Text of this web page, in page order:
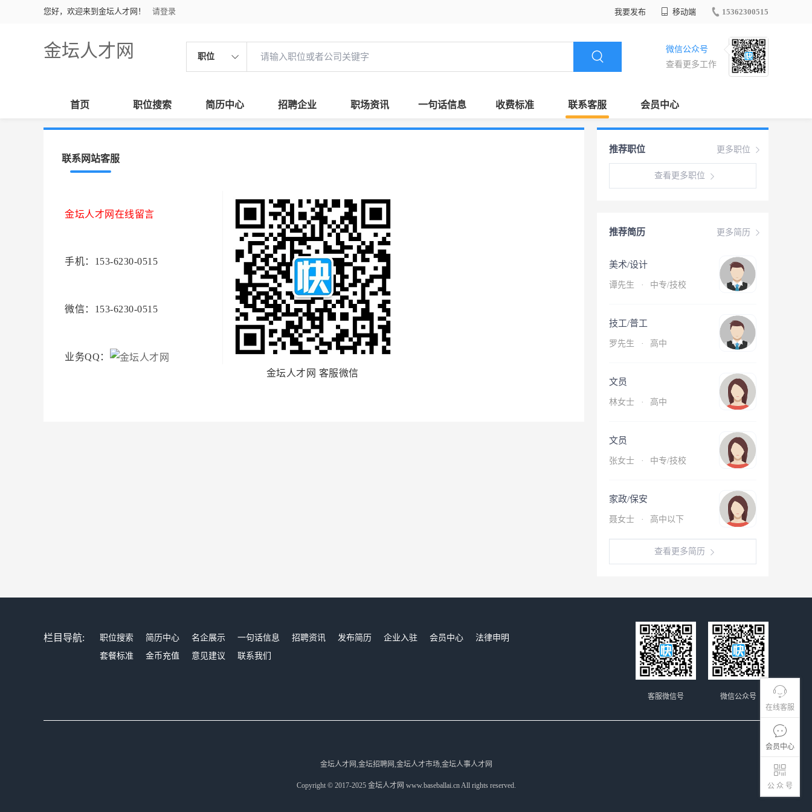
您好，欢迎来到金坛人才网！ 请登录 我要发布 移动端 15362300515
金坛人才网 职位
微信公众号
查看更多工作
首页 职位搜索 简历中心 招聘企业 职场资讯 一句话信息 收费标准 联系客服 会员中心
在线客服
会员中心
公 众 号
联系网站客服
金坛人才网在线留言
金坛人才网 客服微信
手机：153-6230-0515
微信：153-6230-0515
业务QQ：
更多职位
推荐职位
查看更多职位
更多简历
推荐简历
美术/设计
谭先生 · 中专/技校
技工/普工
罗先生 · 高中
文员
林女士 · 高中
文员
张女士 · 中专/技校
家政/保安
聂女士 · 高中以下
查看更多简历
栏目导航: 职位搜索 简历中心 名企展示 一句话信息 招聘资讯 发布简历 企业入驻 会员中心
法律申明
套餐标准
金币充值 意见建议 联系我们
微信公众号
客服微信号
金坛人才网,金坛招聘网,金坛人才市场,金坛人事人才网
Copyright © 2017-2025 金坛人才网 www.baseballai.cn All rights reserved.